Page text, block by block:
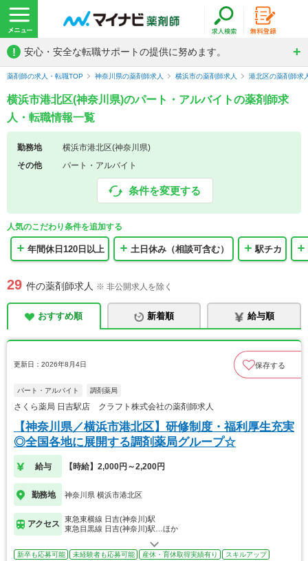
! 安心・安全な転職サポートの提供に努めます。
薬剤師の求人・転職TOP 神奈川県の薬剤師求人 横浜市の薬剤師求人 港北区の薬剤師求
横浜市港北区(神奈川県)のパート・アルバイトの薬剤師求
人・転職情報一覧
勤務地
横浜市港北区(神奈川県)
その他
パート・アルバイト
条件を変更する
人気のこだわり条件を追加する
年間休日120日以上 土日休み（相談可含む） 駅チカ
29 件の薬剤師求人 ※ 非公開求人を除く
おすすめ順 新着順 給与順
更新日：2026年8月4日 保存する
パート・アルバイト 調剤薬局
さくら薬局 日吉駅店 クラフト株式会社の薬剤師求人
【神奈川県／横浜市港北区】研修制度・福利厚生充実
◎全国各地に展開する調剤薬局グループ☆
給与 【時給】2,000円～2,200円
勤務地 神奈川県 横浜市港北区
アクセス
東急東横線 日吉(神奈川)駅
東急目黒線 日吉(神奈川)駅…ほか
新卒も応募可能 未経験者も応募可能 産休・育休取得実績有り
スキルアップ